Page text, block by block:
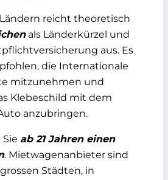
reicht theoretisch
als Länderkürzel und
aus. Es
die Internationale
mitzunehmen und
Klebeschild mit dem
anzubringen.
ab 21 Jahren einen
. Mietwagenanbieter sind
Städten, in